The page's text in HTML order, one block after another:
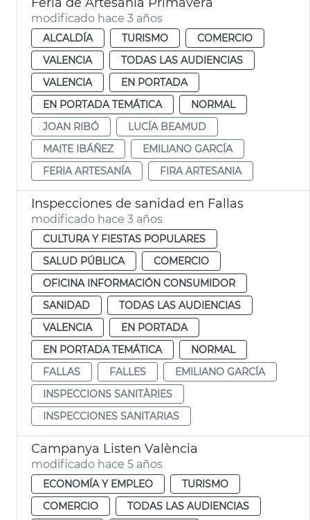
modificado hace 3 años
ALCALDÍA TURISMO
COMERCIO
VALENCIA
TODAS LAS AUDIENCIAS
VALENCIA
EN PORTADA
EN PORTADA TEMÁTICA
NORMAL
JOAN RIBÓ
LUCÍA BEAMUD
MAITE IBÁÑEZ
EMILIANO GARCÍA
FERIA ARTESANÍA
FIRA ARTESANIA
Inspecciones de sanidad en Fallas
modificado hace 3 años
CULTURA Y FIESTAS POPULARES
SALUD PÚBLICA
COMERCIO
OFICINA INFORMACIÓN CONSUMIDOR
SANIDAD
TODAS LAS AUDIENCIAS
VALENCIA
EN PORTADA
EN PORTADA TEMÁTICA
NORMAL
FALLAS
FALLES
EMILIANO GARCÍA
INSPECCIONS SANITÀRIES
INSPECCIONES SANITARIAS
Campanya Listen València
modificado hace 5 años
ECONOMÍA Y EMPLEO
TURISMO
COMERCIO
TODAS LAS AUDIENCIAS